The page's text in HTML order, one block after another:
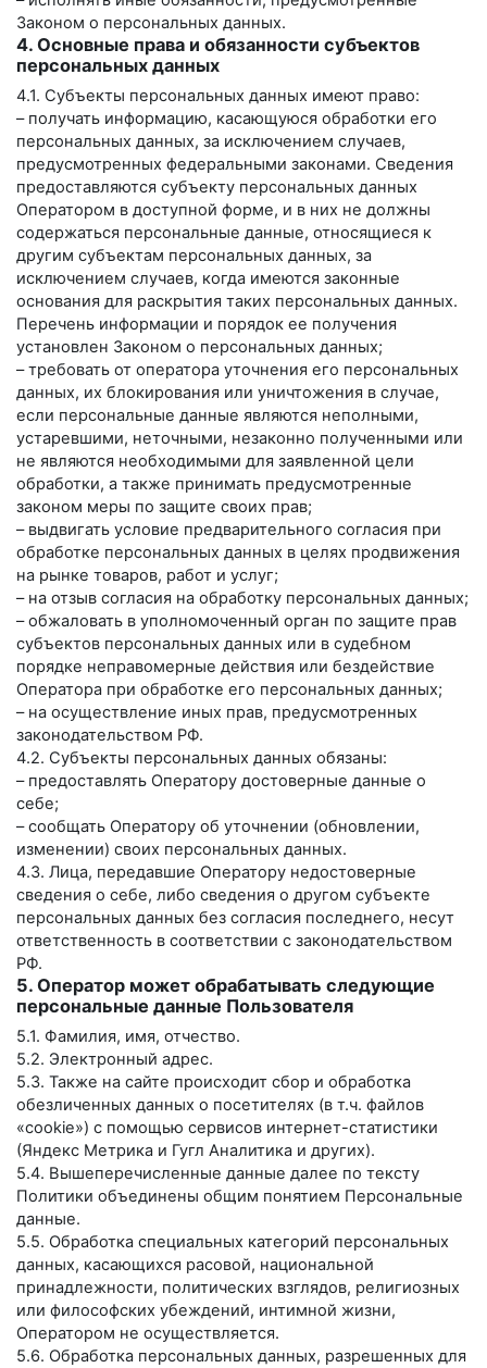
Законом о персональных данных.
4. Основные права и обязанности субъектов
персональных данных
4.1. Субъекты персональных данных имеют право:
– получать информацию, касающуюся обработки его
персональных данных, за исключением случаев,
предусмотренных федеральными законами. Сведения
предоставляются субъекту персональных данных
Оператором в доступной форме, и в них не должны
содержаться персональные данные, относящиеся к
другим субъектам персональных данных, за
исключением случаев, когда имеются законные
основания для раскрытия таких персональных данных.
Перечень информации и порядок ее получения
установлен Законом о персональных данных;
– требовать от оператора уточнения его персональных
данных, их блокирования или уничтожения в случае,
если персональные данные являются неполными,
устаревшими, неточными, незаконно полученными или
не являются необходимыми для заявленной цели
обработки, а также принимать предусмотренные
законом меры по защите своих прав;
– выдвигать условие предварительного согласия при
обработке персональных данных в целях продвижения
на рынке товаров, работ и услуг;
– на отзыв согласия на обработку персональных данных;
– обжаловать в уполномоченный орган по защите прав
субъектов персональных данных или в судебном
порядке неправомерные действия или бездействие
Оператора при обработке его персональных данных;
– на осуществление иных прав, предусмотренных
законодательством РФ.
4.2. Субъекты персональных данных обязаны:
– предоставлять Оператору достоверные данные о
себе;
– сообщать Оператору об уточнении (обновлении,
изменении) своих персональных данных.
4.3. Лица, передавшие Оператору недостоверные
сведения о себе, либо сведения о другом субъекте
персональных данных без согласия последнего, несут
ответственность в соответствии с законодательством
РФ.
5. Оператор может обрабатывать следующие
персональные данные Пользователя
5.1. Фамилия, имя, отчество.
5.2. Электронный адрес.
5.3. Также на сайте происходит сбор и обработка
обезличенных данных о посетителях (в т.ч. файлов
«cookie») с помощью сервисов интернет-статистики
(Яндекс Метрика и Гугл Аналитика и других).
5.4. Вышеперечисленные данные далее по тексту
Политики объединены общим понятием Персональные
данные.
5.5. Обработка специальных категорий персональных
данных, касающихся расовой, национальной
принадлежности, политических взглядов, религиозных
или философских убеждений, интимной жизни,
Оператором не осуществляется.
5.6. Обработка персональных данных, разрешенных для